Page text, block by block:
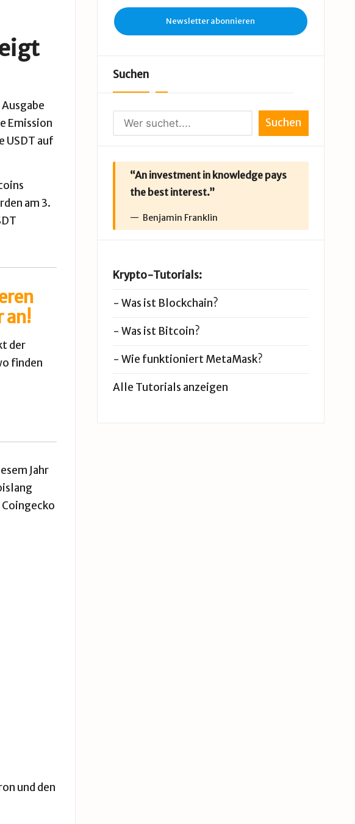
Emission
USDT auf
am3.
an!
der
finden
Jahr
und den
Newsletter abonnieren
Suchen
Suchen
“An investment in knowledge pays
the best interest.”
Benjamin Franklin
Krypto-Tutorials:
- Was ist Blockchain?
- Was ist Bitcoin?
- Wie funktioniert MetaMask?
Alle Tutorials anzeigen